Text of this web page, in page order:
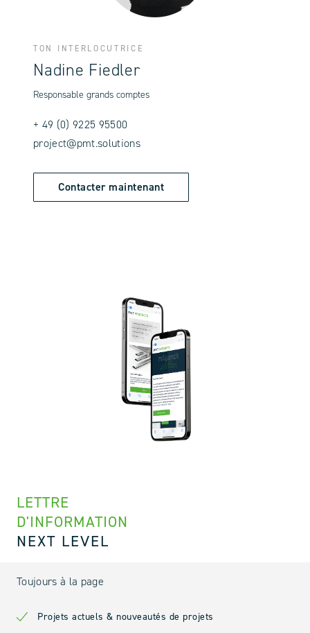
TON INTERLOCUTRICE
Nadine Fiedler
Responsable grands comptes
+ 49 (0) 9225 95500
project@pmt.solutions
Contacter maintenant
LETTRE
D'INFORMATION
NEXT LEVEL
Toujours à la page
Projets actuels & nouveautés de projets